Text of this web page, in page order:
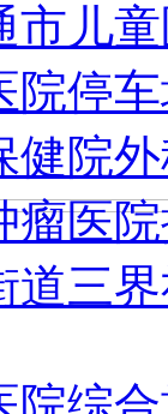
市儿
院停
健院
瘤医
道三